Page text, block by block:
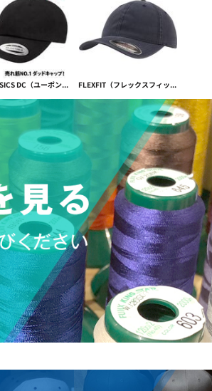
YP CLASSICS DC（ユーポンダッドキャップ）CLASSIC DAD CAP【本体価格(税抜)￥2,790】 FLEXFIT（フレックスフィット） GARMENT WASHED COTTON CAP ガーメントウォッシュ【本体価格(税抜)￥3,390】